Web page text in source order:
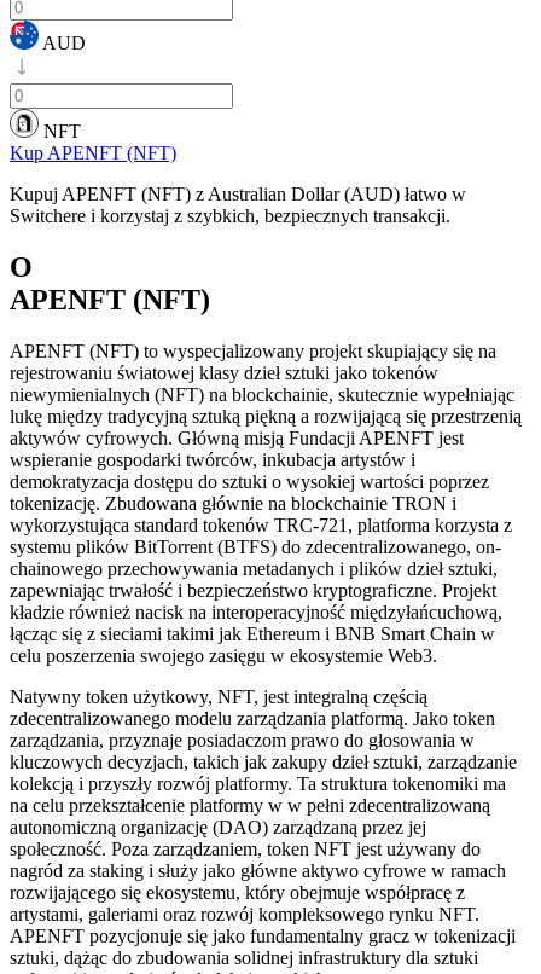
AUD
NFT
Kup APENFT (NFT)
Kupuj APENFT (NFT) z Australian Dollar (AUD) łatwo w
Switchere i korzystaj z szybkich, bezpiecznych transakcji.
O
APENFT (NFT)
APENFT (NFT) to wyspecjalizowany projekt skupiający się na
rejestrowaniu światowej klasy dzieł sztuki jako tokenów
niewymienialnych (NFT) na blockchainie, skutecznie wypełniając
lukę między tradycyjną sztuką piękną a rozwijającą się przestrzenią
aktywów cyfrowych. Główną misją Fundacji APENFT jest
wspieranie gospodarki twórców, inkubacja artystów i
demokratyzacja dostępu do sztuki o wysokiej wartości poprzez
tokenizację. Zbudowana głównie na blockchainie TRON i
wykorzystująca standard tokenów TRC-721, platforma korzysta z
systemu plików BitTorrent (BTFS) do zdecentralizowanego, on-
chainowego przechowywania metadanych i plików dzieł sztuki,
zapewniając trwałość i bezpieczeństwo kryptograficzne. Projekt
kładzie również nacisk na interoperacyjność międzyłańcuchową,
łącząc się z sieciami takimi jak Ethereum i BNB Smart Chain w
celu poszerzenia swojego zasięgu w ekosystemie Web3.
Natywny token użytkowy, NFT, jest integralną częścią
zdecentralizowanego modelu zarządzania platformą. Jako token
zarządzania, przyznaje posiadaczom prawo do głosowania w
kluczowych decyzjach, takich jak zakupy dzieł sztuki, zarządzanie
kolekcją i przyszły rozwój platformy. Ta struktura tokenomiki ma
na celu przekształcenie platformy w w pełni zdecentralizowaną
autonomiczną organizację (DAO) zarządzaną przez jej
społeczność. Poza zarządzaniem, token NFT jest używany do
nagród za staking i służy jako główne aktywo cyfrowe w ramach
rozwijającego się ekosystemu, który obejmuje współpracę z
artystami, galeriami oraz rozwój kompleksowego rynku NFT.
APENFT pozycjonuje się jako fundamentalny gracz w tokenizacji
sztuki, dążąc do zbudowania solidnej infrastruktury dla sztuki